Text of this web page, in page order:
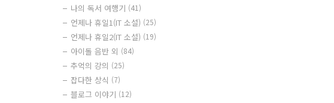
나의 독서 여행기 (41)
언제나 휴일1(IT 소설) (25)
언제나 휴일2(IT 소설) (19)
아이돌 음반 외 (84)
추억의 강의 (25)
잡다한 상식 (7)
블로그 이야기 (12)